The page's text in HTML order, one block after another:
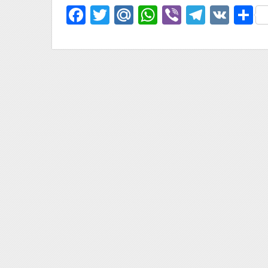
Facebook
TwitterMail.Ru
WhatsApp
Viber VK